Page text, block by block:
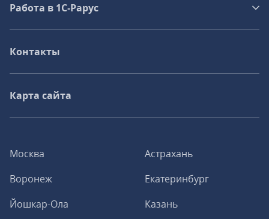
Москва
Астрахань
Воронеж
Екатеринбург
Йошкар-Ола
Казань
Работа в 1С‑Рарус
Контакты
Карта сайта